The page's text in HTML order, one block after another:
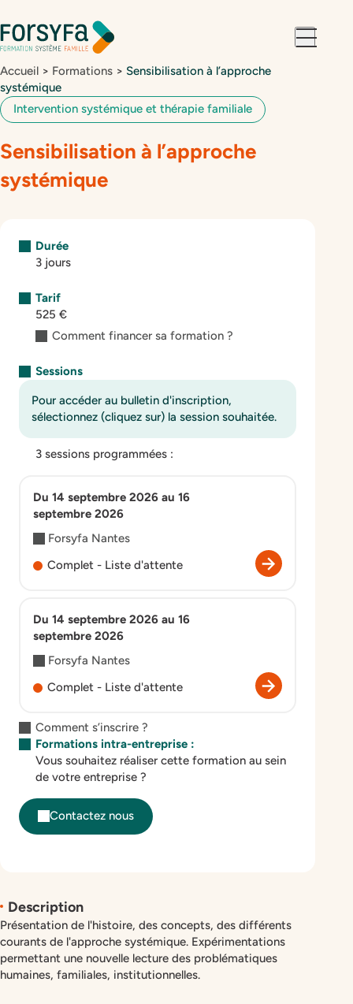
navigation
contenu
Accueil > Formations > Sensibilisation à l’approche
systémique
Intervention systémique et thérapie familiale
Sensibilisation à l’approche
systémique
Description
Présentation de l'histoire, des concepts, des différents
courants de l'approche systémique. Expérimentations
permettant une nouvelle lecture des problématiques
humaines, familiales, institutionnelles.
Durée
3 jours
Tarif
525 €
Comment financer sa formation ?
Sessions
Pour accéder au bulletin d'inscription,
sélectionnez (cliquez sur) la session souhaitée.
3 sessions programmées :
Du 14 septembre 2026 au 16
septembre 2026
Forsyfa Nantes
Complet - Liste d'attente
Du 14 septembre 2026 au 16
septembre 2026
Forsyfa Nantes
Complet - Liste d'attente
Comment s’inscrire ?
Formations intra-entreprise :
Vous souhaitez réaliser cette formation au sein
de votre entreprise ?
Contactez nous